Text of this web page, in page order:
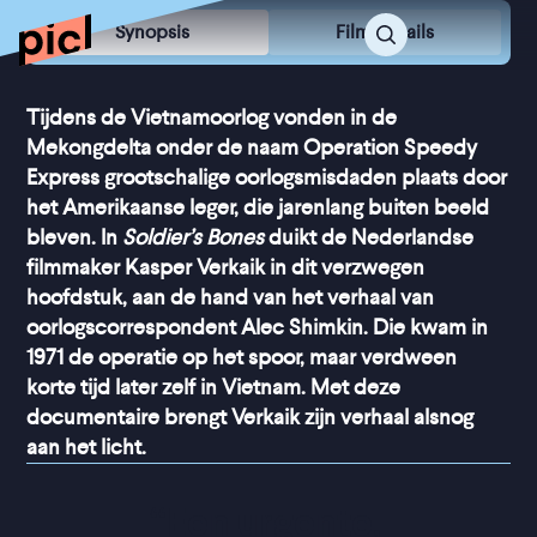
Synopsis Film Details
Tijdens de Vietnamoorlog vonden in de
Mekongdelta onder de naam Operation Speedy
Express grootschalige oorlogsmisdaden plaats door
het Amerikaanse leger, die jarenlang buiten beeld
bleven. In Soldier’s Bonesduikt de Nederlandse
filmmaker Kasper Verkaik in dit verzwegen
hoofdstuk, aan de hand van het verhaal van
oorlogscorrespondent Alec Shimkin. Die kwam in
1971 de operatie op het spoor, maar verdween
korte tijd later zelf in Vietnam. Met deze
documentaire brengt Verkaik zijn verhaal alsnog
aan het licht.